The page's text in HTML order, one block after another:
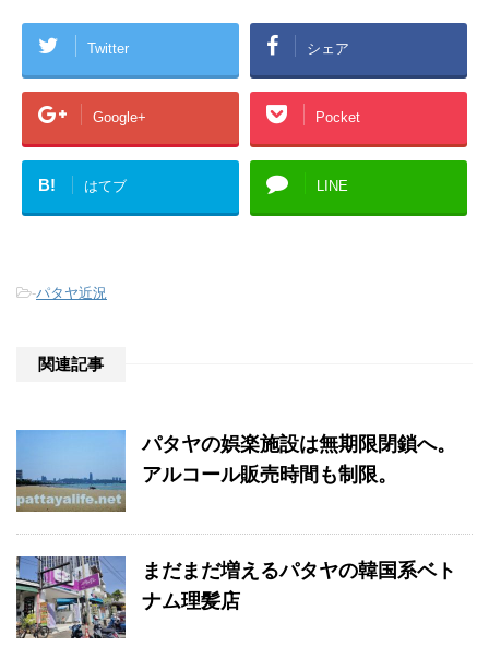
Twitter シェア
Google+ Pocket
B! はてブ LINE
-パタヤ近況
関連記事
パタヤの娯楽施設は無期限閉鎖へ。
アルコール販売時間も制限。
まだまだ増えるパタヤの韓国系ベト
ナム理髪店